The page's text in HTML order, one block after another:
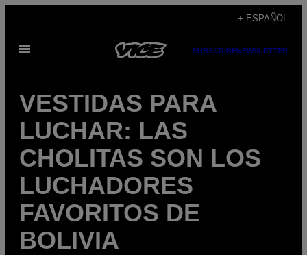
contenido
+ ESPAÑOL
Abrir
SUBSCRIBENEWSLETTER
VESTIDAS PARA
LUCHAR: LAS
CHOLITAS SON LOS
LUCHADORES
FAVORITOS DE
BOLIVIA